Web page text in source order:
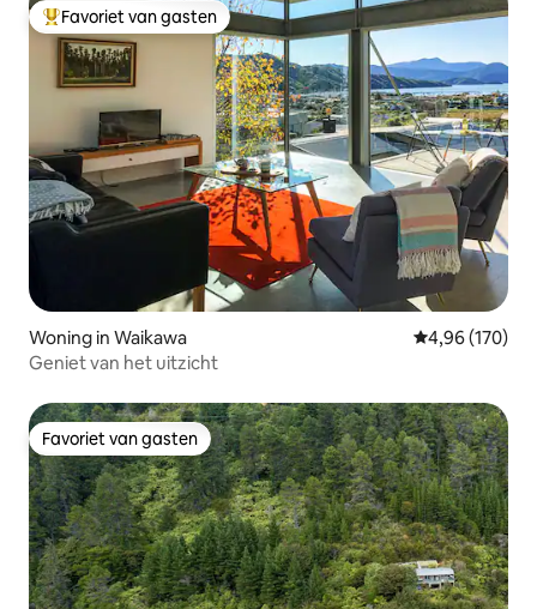
Topfavoriet van gasten
Favoriet van gasten
Woning in Waikawa Gemiddelde
4,96 (170)
Geniet van het uitzicht
Favoriet van gasten
Favoriet van gasten